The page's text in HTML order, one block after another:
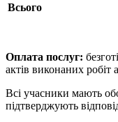
Всього
Оплата послуг:
актів виконаних
Всі учасники мають
підтверджують